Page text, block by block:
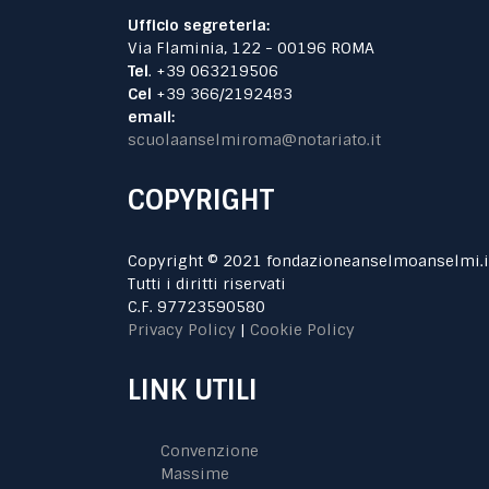
Ufficio segreteria:
Via Flaminia, 122 - 00196 ROMA
Tel. +39 063219506
Cel +39 366/2192483
email:
scuolaanselmiroma@notariato.it
COPYRIGHT
Copyright © 2021
Tutti i diritti riservati
C.F. 97723590580
Privacy Policy | Cookie Policy
LINK UTILI
Convenzione
Massime